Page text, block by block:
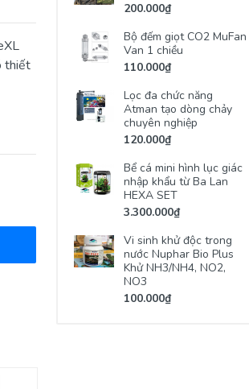
thiết
200.000₫
Bộ đếm giọt CO2 MuFan
Van 1 chiều
110.000₫
Lọc đa chức năng
Atman tạo dòng chảy
chuyên nghiệp
120.000₫
Bể cá mini hình lục giác
nhập khẩu từ Ba Lan
HEXA SET
3.300.000₫
Vi sinh khử độc trong
nước Nuphar Bio Plus
Khử NH3/NH4, NO2,
NO3
100.000₫